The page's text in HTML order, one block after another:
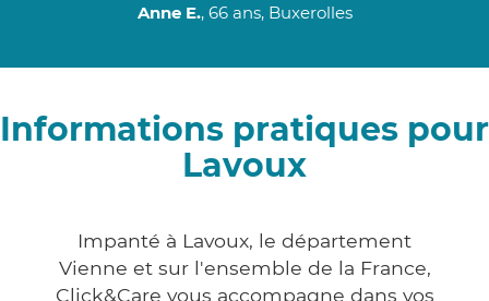
Anne E., 66 ans, Buxerolles
Informations pratiques pour
Lavoux
Impanté à Lavoux, le département
Vienne et sur l'ensemble de la France,
Click&Care vous accompagne dans vos